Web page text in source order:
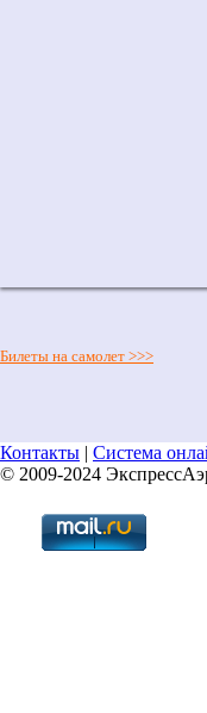
Билеты на самолет >>>
Контакты | Система
© 2009-2024